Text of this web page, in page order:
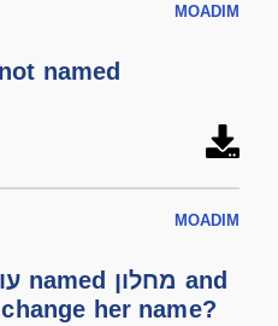
MOADIM
MOADIM
why didn’t רות change her name?